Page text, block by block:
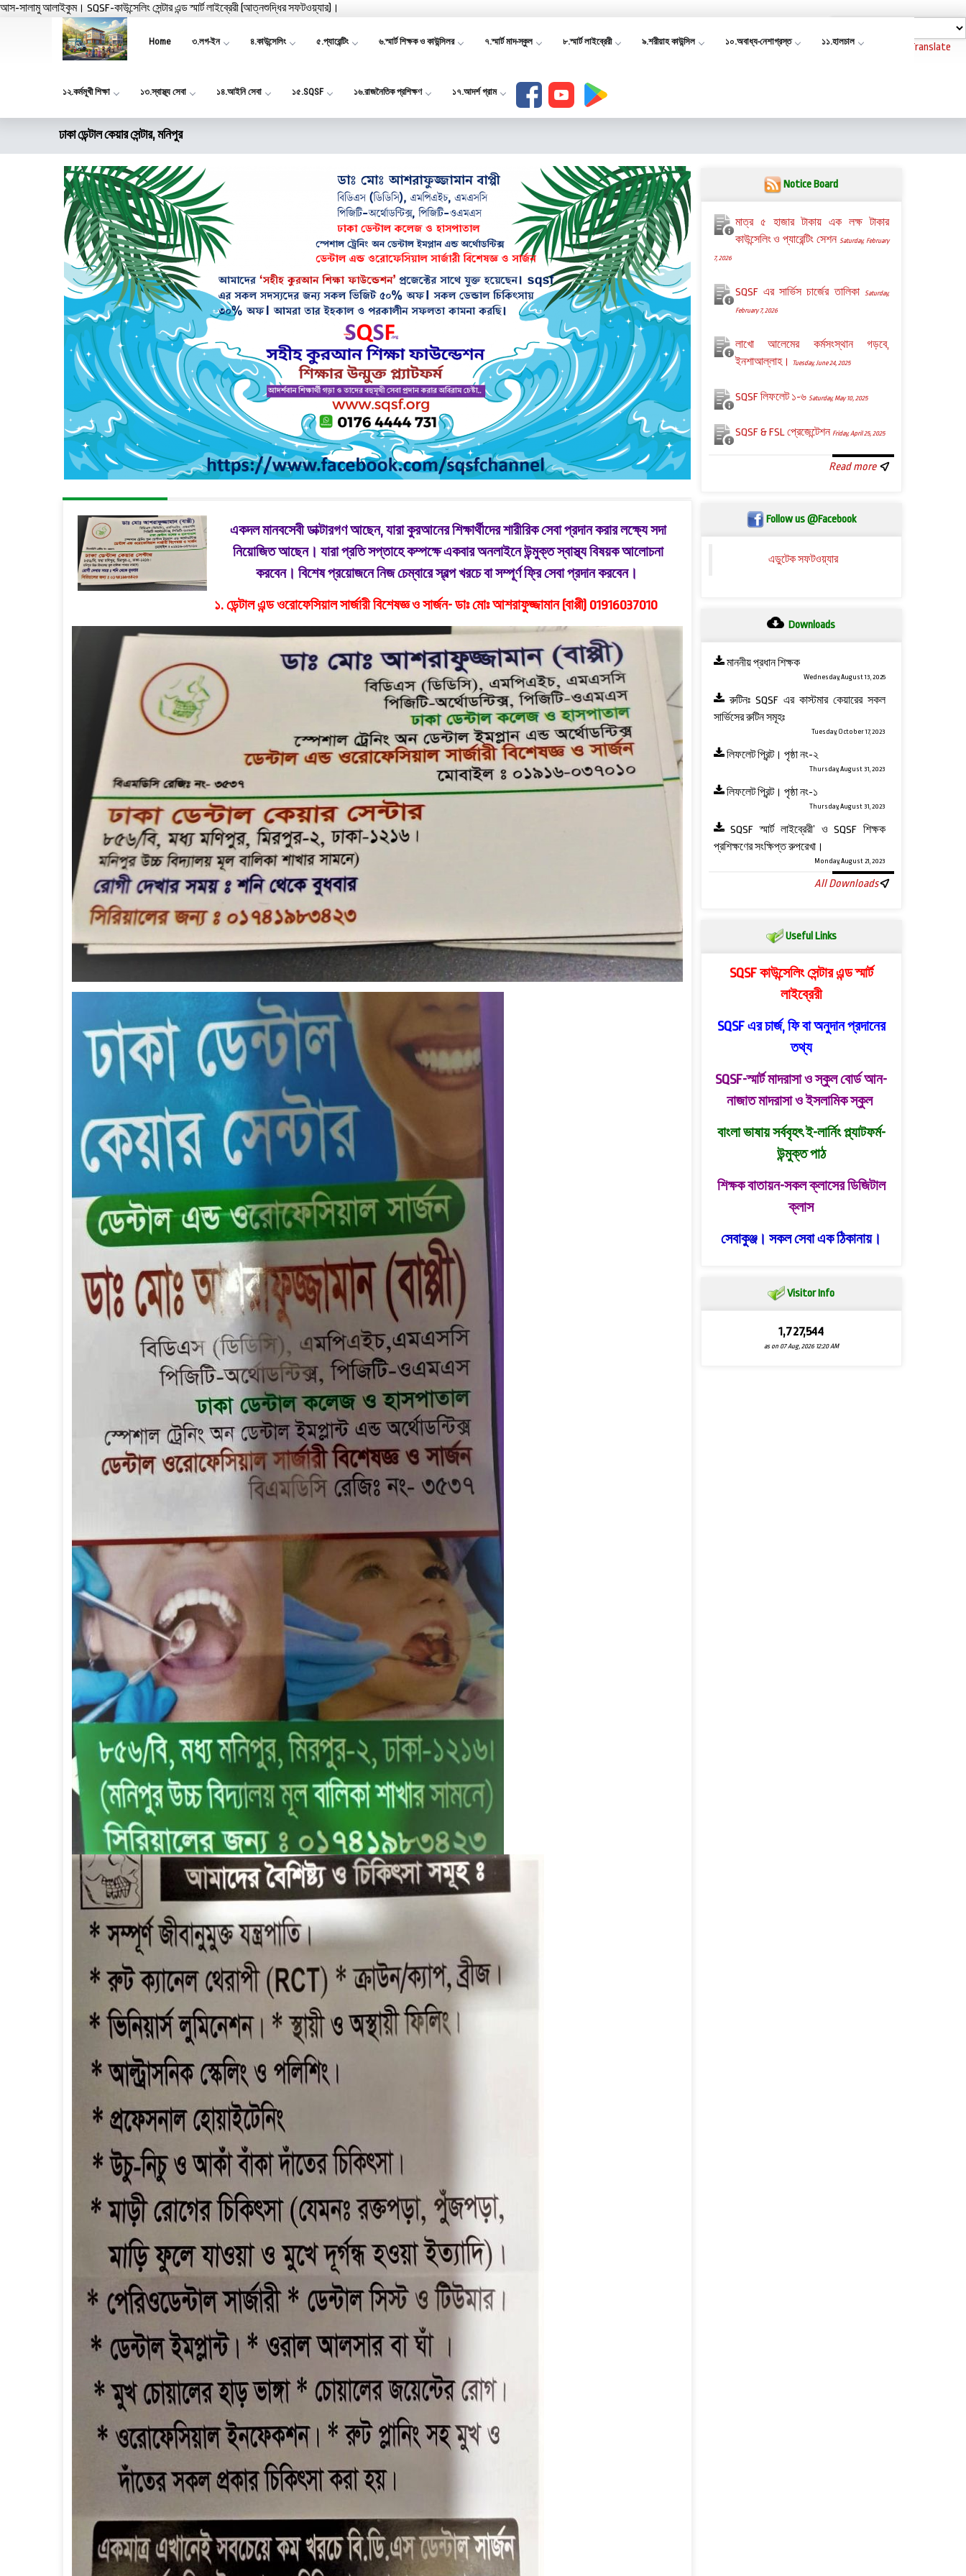
আস-সালামু আলাইকুম। SQSF-কাউন্সেলিং সেন্টার এন্ড স্মার্ট লাইব্রেরী (আত্নশুদ্ধির সফটওয়্যার)।
Powered by Translate
Home ৩.লগ-ইন ৪.কাউন্সেলিং ৫.প্যারেন্টিং ৬.স্মার্ট শিক্ষক ও কাউন্সিলর ৭.স্মার্ট মাদ-স্কুল ৮.স্মার্ট লাইব্রেরী ৯.শরীয়াহ কাউন্সিল ১০.অবাধ্য-নেশাগ্রস্ত ১১.হালচাল
১২.কর্মমূখী শিক্ষা ১৩.স্বাস্থ্য সেবা ১৪.আইনি সেবা ১৫.SQSF ১৬.রাজনৈতিক প্রশিক্ষণ ১৭.আদর্শ গ্রাম
ঢাকা ডেন্টাল কেয়ার সেন্টার, মনিপুর
একদল মানবসেবী ডাক্টারগণ আছেন, যারা কুরআনের শিক্ষার্থীদের শারীরিক সেবা প্রদান করার লক্ষ্যে সদা
নিয়োজিত আছেন। যারা প্রতি সপ্তাহে কম্পক্ষে একবার অনলাইনে উন্মুক্ত স্বাস্থ্য বিষয়ক আলোচনা
করবেন। বিশেষ প্রয়োজনে নিজ চেম্বারে স্বল্প খরচে বা সম্পূর্ণ ফ্রি সেবা প্রদান করবেন।
১. ডেন্টাল এন্ড ওরোফেসিয়াল সার্জারী বিশেষজ্ঞ ও সার্জন- ডাঃ মোঃ আশরাফুজ্জামান (বাপ্পী) 01916037010
Notice Board
মাত্র ৫ হাজার টাকায় এক লক্ষ টাকার
কাউন্সেলিং ও প্যারেন্টিং সেশনSaturday, February
7, 2026
SQSF এর সার্ভিস চার্জের তালিকা Saturday,
February 7, 2026
লাখো আলেমের কর্মসংস্থান গড়বে,
ইনশাআল্লাহ।
Tuesday, June 24, 2025
SQSF লিফলেট ১-৬ Saturday, May 10, 2025
SQSF & FSL প্রেজেন্টেশন Friday, April 25, 2025
Read more
Follow us @Facebook
এডুটেক সফটওয়্যার
Downloads
মাননীয় প্রধান শিক্ষক
Wednesday, August 13, 2025
রুটিনঃ SQSF এর কাস্টমার কেয়ারের সকল
সার্ভিসের রুটিন সমূহঃ
Tuesday, October 17, 2023
লিফলেট প্রিন্ট। পৃষ্ঠা নং-২
Thursday, August 31, 2023
লিফলেট প্রিন্ট। পৃষ্ঠা নং-১
Thursday, August 31, 2023
SQSF স্মার্ট লাইব্রেরী’ ও ‍SQSF শিক্ষক
প্রশিক্ষণের সংক্ষিপ্ত রুপরেখা।
Monday, August 21, 2023
All Downloads
Useful Links
SQSF কাউন্সেলিং সেন্টার এন্ড স্মার্ট
লাইব্রেরী
SQSF এর চার্জ, ফি বা অনুদান প্রদানের
তথ্য
SQSF-স্মার্ট মাদরাসা ও স্কুল বোর্ডআন-
নাজাত মাদরাসা ও ইসলামিক স্কুল
বাংলা ভাষায় সর্ববৃহৎ ই-লার্নিং প্ল্যাটফর্ম-
উন্মুক্ত পাঠ
শিক্ষক বাতায়ন-সকল ক্লাসের ডিজিটাল
ক্লাস
সেবাকুঞ্জ। সকল সেবা এক ঠিকানায়।
Visitor Info
1,727,544
as on 07 Aug, 2026 12:20 AM